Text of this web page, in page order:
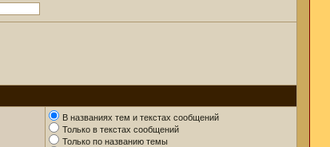
В названиях тем и текстах сообщений
Только в текстах сообщений
Только по названию темы